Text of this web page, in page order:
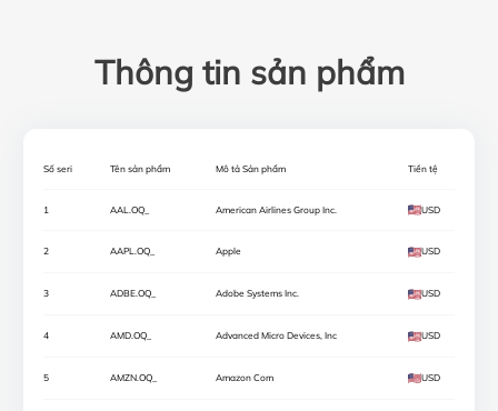
Thông tin sản phẩm
Số seri Tên sản phẩm Mô tả Sản phẩm Tiền tệ
1 AAL.OQ_ American Airlines Group Inc. USD
2 AAPL.OQ_ Apple USD
3 ADBE.OQ_ Adobe Systems Inc. USD
4 AMD.OQ_ Advanced Micro Devices, Inc USD
5 AMZN.OQ_ Amazon Com USD